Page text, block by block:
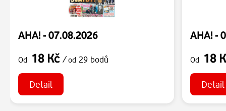
AHA! - 07.08.2026
Od 18 Kč /od 29 bodů
Detail
AHA! -
Od 18
Detail